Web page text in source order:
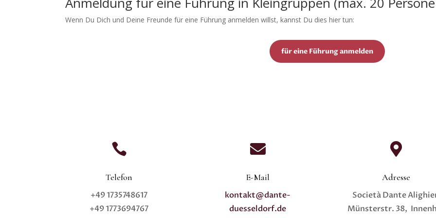
Wenn Du Dich und Deine Freunde für eine Führung anmelden willst, kannst Du dies hier tun:
für eine Führung anmelden

Telefon
+49 1735748617
+49 1773694767

E-Mail
kontakt@dante-
duesseldorf.de

Adresse
Società Dante
Münsterstr. 38,